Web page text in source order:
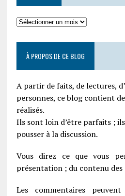
À PROPOS DE CE BLOG
A partir de faits, de lectures,
personnes, ce blog contient
réalisés.
Ils sont loin d’être parfaits ;
pousser à la discussion.
Vous direz ce que vous
présentation ; du contenu
Les commentaires